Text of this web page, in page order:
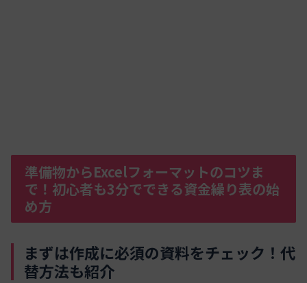
準備物からExcelフォーマットのコツま
で！初心者も3分でできる資金繰り表の始
め方
まずは作成に必須の資料をチェック！代
替方法も紹介